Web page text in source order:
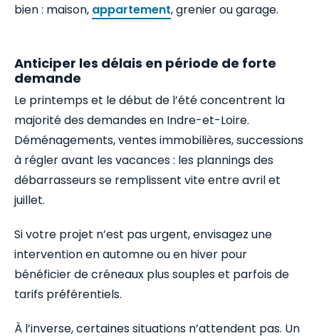
bien : maison, appartement, grenier ou garage.
Anticiper les délais en période de forte
demande
Le printemps et le début de l’été concentrent la
majorité des demandes en Indre-et-Loire.
Déménagements, ventes immobilières, successions
à régler avant les vacances : les plannings des
débarrasseurs se remplissent vite entre avril et
juillet.
Si votre projet n’est pas urgent, envisagez une
intervention en automne ou en hiver pour
bénéficier de créneaux plus souples et parfois de
tarifs préférentiels.
À l’inverse, certaines situations n’attendent pas. Un